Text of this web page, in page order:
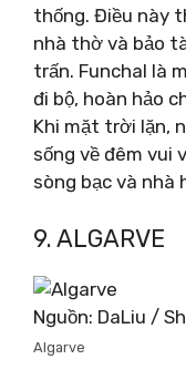
thống. Điều này
nhà thờ và bảo
trấn. Funchal là
đi bộ, hoàn hảo
Khi mặt trời lặn,
sống về đêm vui
sòng bạc và nhà
9. ALGARVE
Nguồn: DaLiu /
Algarve